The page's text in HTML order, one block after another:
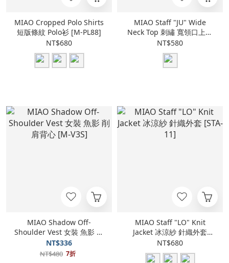
MIAO Cropped Polo Shirts
短版條紋 Polo衫 [M-PL88]
NT$680
MIAO Staff "JU" Wide
Neck Top 刺繡 寬領口上衣
[STA-9]
NT$580
MIAO Shadow Off-
Shoulder Vest 女裝 魚影 削
肩背心 [M-V3S]
NT$336
NT$480 7折
MIAO Staff "LO" Knit
Jacket 冰涼紗 針織外套
[STA-11]
NT$680